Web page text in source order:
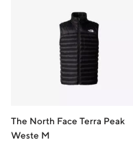
The North Face Terra Peak
Weste M